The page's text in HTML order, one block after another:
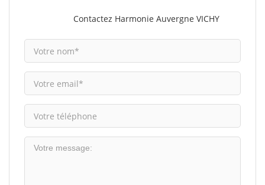
Contactez Harmonie Auvergne VICHY